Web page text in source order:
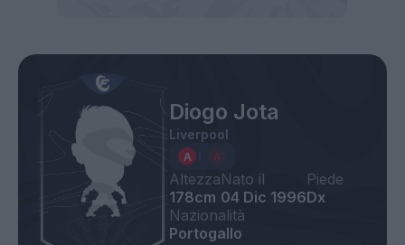
Diogo Jota
Liverpool
Altezza
178cm
Nato il
04 Dic 1996
Piede
Dx
Nazionalità
Portogallo